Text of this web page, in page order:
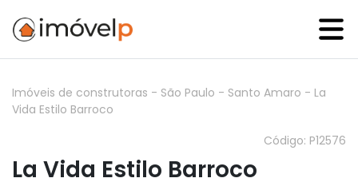
Imóveis de construtoras - São Paulo - Santo Amaro - La
Vida Estilo Barroco
Código: P12576
La Vida Estilo Barroco